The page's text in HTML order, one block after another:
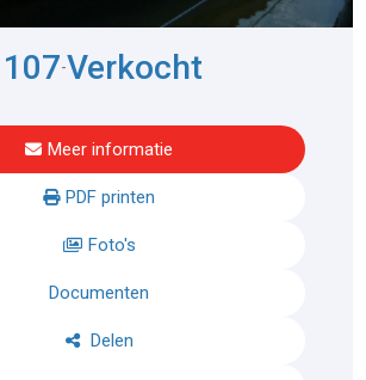
-Verkocht
Meer informatie
PDF printen
Foto's
Documenten
Delen